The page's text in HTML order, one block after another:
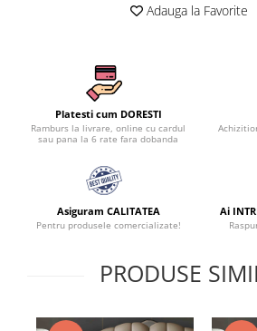
Adauga la Favorite
Platesti cum DORESTI
Ramburs la livrare, online cu cardul
sau pana la 6 rate fara dobanda
Asiguram CALITATEA
Pentru produsele comercializate!
Ai
PRODUSE